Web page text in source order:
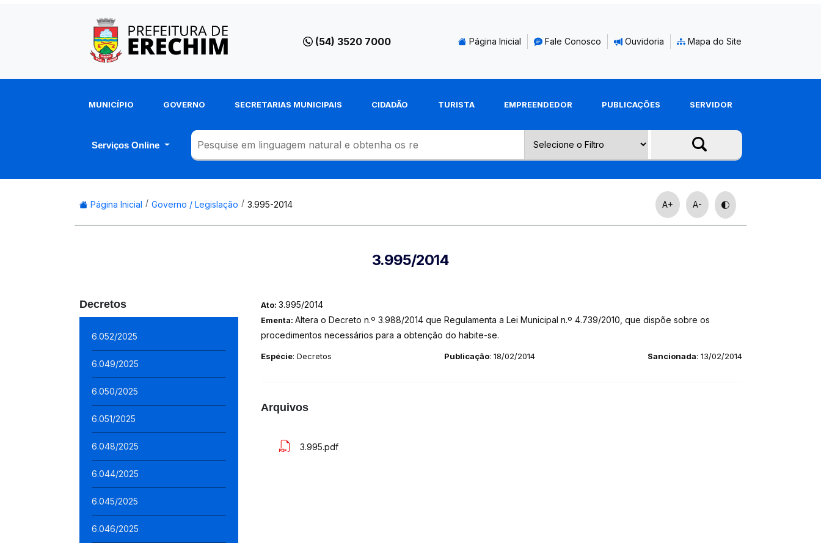
(54) 3520 7000 Página Inicial Fale Conosco Ouvidoria Mapa do Site
MUNICÍPIO GOVERNO SECRETARIAS MUNICIPAIS CIDADÃO TURISTA EMPREENDEDOR PUBLICAÇÕES SERVIDOR
Serviços Online
Página Inicial Governo / Legislação 3.995-2014 A+ A-
3.995/2014
Decretos
6.052/2025
6.049/2025
6.050/2025
6.051/2025
6.048/2025
6.044/2025
6.045/2025
6.046/2025
Ato: 3.995/2014
Ementa: Altera o Decreto n.º 3.988/2014 que Regulamenta a Lei Municipal n.º 4.739/2010, que dispõe sobre os
procedimentos necessários para a obtenção do habite-se.
Espécie: Decretos Publicação: 18/02/2014 Sancionada: 13/02/2014
Arquivos
3.995.pdf